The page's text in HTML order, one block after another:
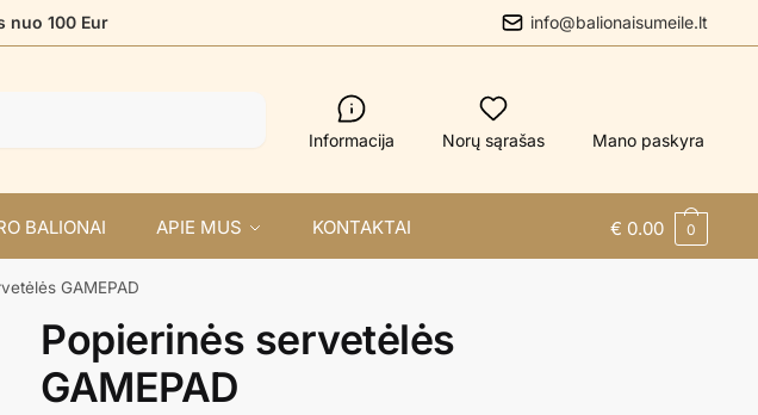
nuo 100 Eur info@balionaisumeile.lt
Informacija Norų sąrašas Mano paskyra
BALIONAI APIE MUS KONTAKTAI € 0.00 0
GAMEPAD
Popierinės servetėlės
GAMEPAD